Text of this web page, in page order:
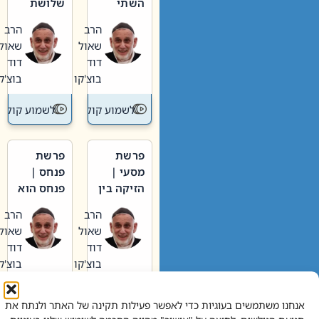
אנחנו משתמשים בעוגיות כדי לאפשר פעילות תקינה של האתר ולנתח את
וערב של
חיינו
הרב
שאול
דוד
בוצ'קו
לשמוע קול תורה – מדרש
האבות
הרב
שאול
דוד
בוצ'קו
לשמוע קול
פרשת
מסעי |
הזיקה בין
הגדול לעם הרב
שאול
דוד
בוצ'קו
לשמוע קול תורה – מדרש
פרשת
פנחס |
פנחס הוא
אליהו: בין
קנאות
הורסת
לקנאות
בונה
הרב
שאול
דוד
בוצ'קו
לשמוע קול